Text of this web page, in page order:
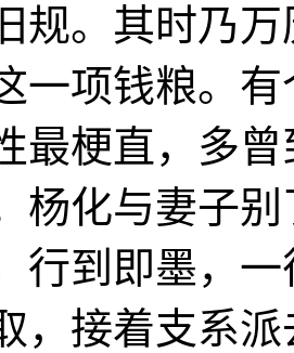
规。其时乃
一项钱粮。
最梗直，多
杨化与妻子
行到即墨，
，接着支系